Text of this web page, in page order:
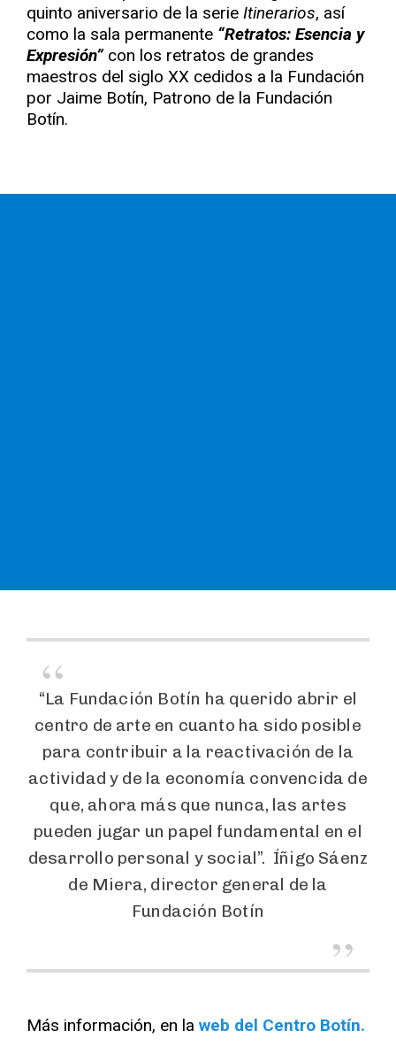
quinto aniversario de la serie Itinerarios, así
como la sala permanente “Retratos: Esencia y
Expresión” con los retratos de grandes
maestros del siglo XX cedidos a la Fundación
por Jaime Botín, Patrono de la Fundación
Botín.
“La Fundación Botín ha querido abrir el
centro de arte en cuanto ha sido posible
para contribuir a la reactivación de la
actividad y de la economía convencida de
que, ahora más que nunca, las artes
pueden jugar un papel fundamental en el
desarrollo personal y social”. Íñigo Sáenz
de Miera, director general de la
Fundación Botín
Más información, en la web del Centro Botín.